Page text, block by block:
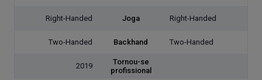
Right-Handed Joga Right-Handed
Two-Handed Backhand Two-Handed
2019
Tornou-se
profissional